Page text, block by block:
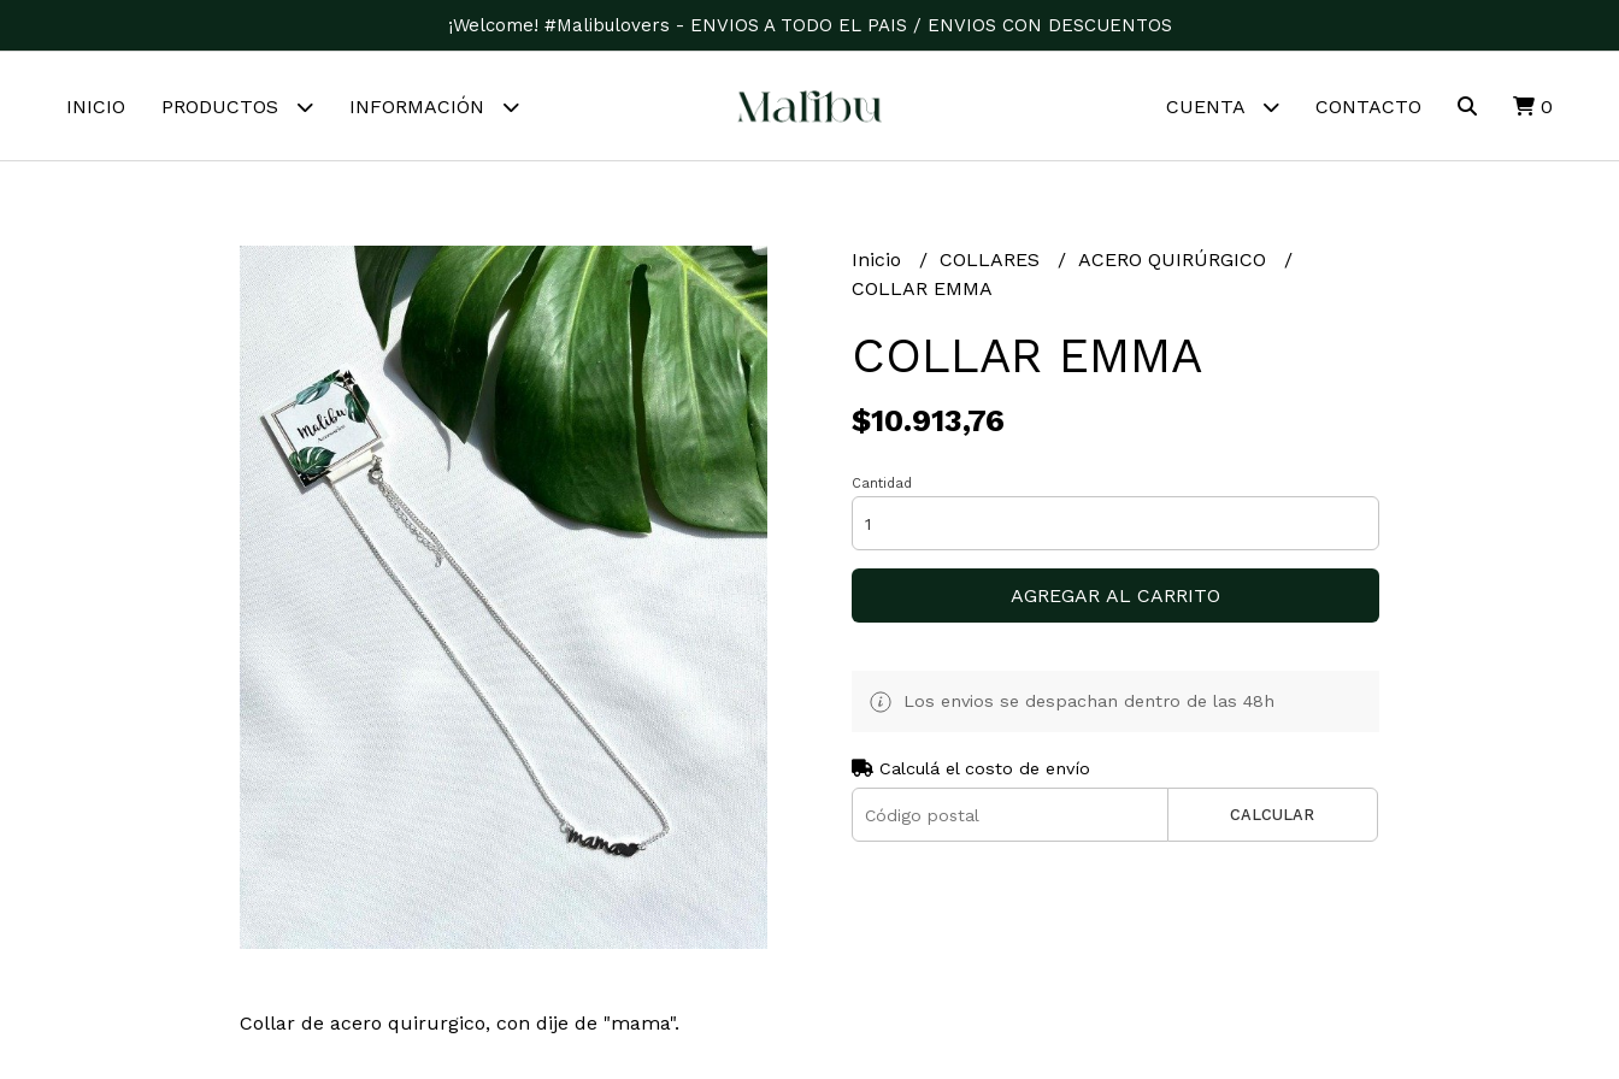
¡Welcome! #Malibulovers - ENVIOS A TODO EL PAIS / ENVIOS CON DESCUENTOS
INICIO PRODUCTOS INFORMACIÓN CUENTA CONTACTO 0
Collar de acero quirurgico, con dije de "mama".
Inicio COLLARES
ACERO QUIRÚRGICO
COLLAR EMMA
COLLAR EMMA
$10.913,76
Cantidad
AGREGAR AL CARRITO
Los envios se despachan dentro de las 48h
Calculá el costo de envío
CALCULAR